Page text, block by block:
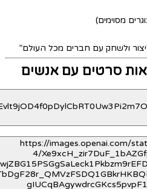
מסוימים)
ולשחק עם חברים מכל העולם”